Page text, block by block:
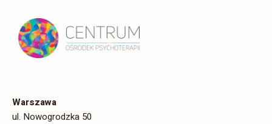
Warszawa
ul. Nowogrodzka 50